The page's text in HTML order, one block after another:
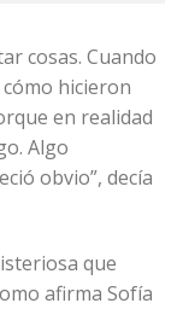
cosas. Cuando
hicieron
en realidad
Algo
obvio”, decía
que
afirma Sofía